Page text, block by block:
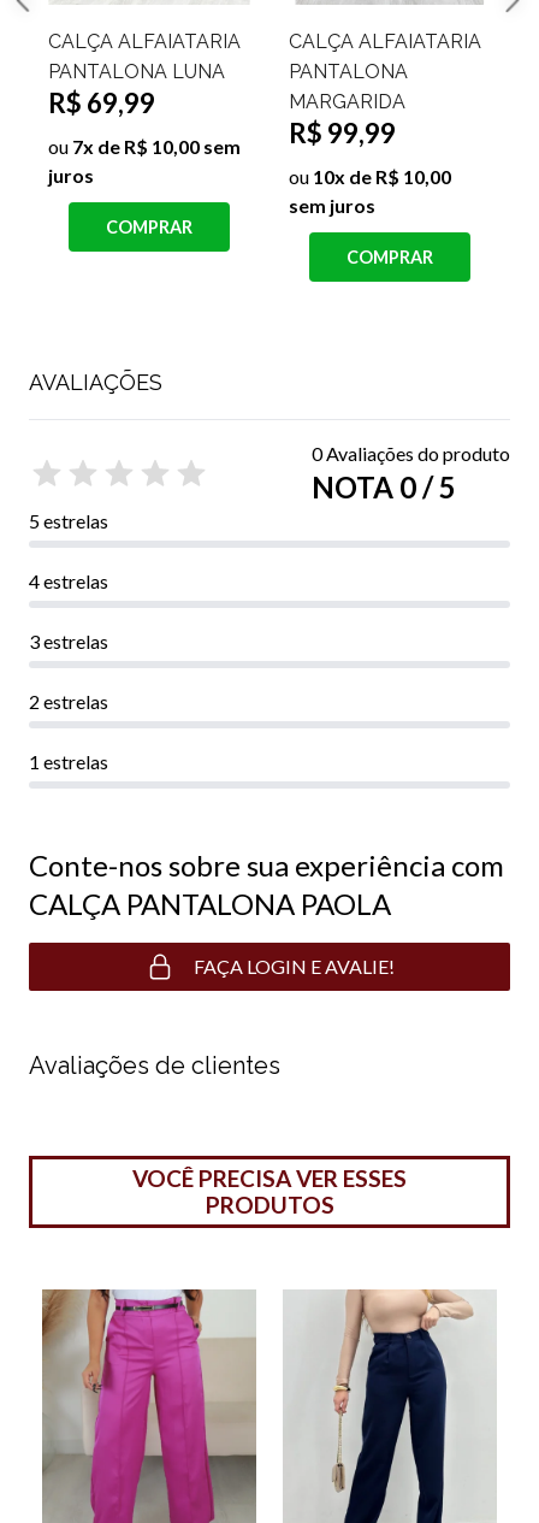
CALÇA ALFAIATARIA
PANTALONA MANILA
R$ 69,99
ou 7x de R$ 10,00 sem
juros
COMPRAR
CALÇA ALFAIATARIA
PANTALONA DOIS
BOTÕES VALENTINA
R$ 119,99
R$ 49,99
ou5x de R$ 10,00 sem
juros
COMPRAR
AVALIAÇÕES
0 Avaliações do produto
NOTA 0 / 5
5 estrelas
4 estrelas
3 estrelas
2 estrelas
1 estrelas
Conte-nos sobre sua experiência com
CALÇA PANTALONA PAOLA
FAÇA LOGIN E AVALIE!
Avaliações de clientes
VOCÊ PRECISA VER ESSES
PRODUTOS